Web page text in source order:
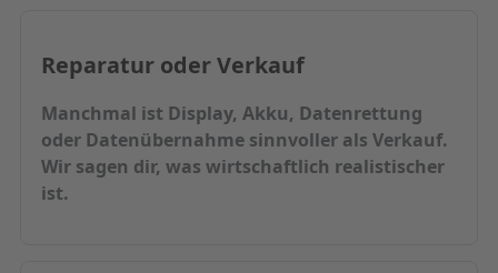
Reparatur oder Verkauf
Manchmal ist Display, Akku, Datenrettung
oder Datenübernahme sinnvoller als Verkauf.
Wir sagen dir, was wirtschaftlich realistischer
ist.